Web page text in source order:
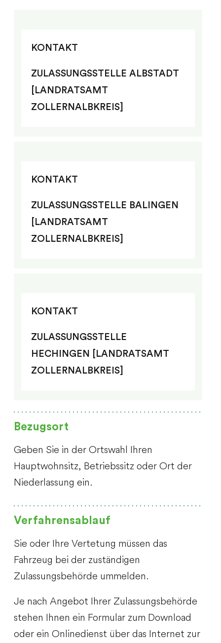
KONTAKT
ZULASSUNGSSTELLE ALBSTADT
[LANDRATSAMT
ZOLLERNALBKREIS]
KONTAKT
ZULASSUNGSSTELLE BALINGEN
[LANDRATSAMT
ZOLLERNALBKREIS]
KONTAKT
ZULASSUNGSSTELLE
HECHINGEN [LANDRATSAMT
ZOLLERNALBKREIS]
Bezugsort
Geben Sie in der Ortswahl Ihren
Hauptwohnsitz, Betriebssitz oder Ort der
Niederlassung ein.
Verfahrensablauf
Sie oder Ihre Vertetung müssen das
Fahrzeug bei der zuständigen
Zulassungsbehörde ummelden.
Je nach Angebot Ihrer Zulassungsbehörde
stehen Ihnen ein Formular zum Download
oder ein Onlinedienst über das Internet zur